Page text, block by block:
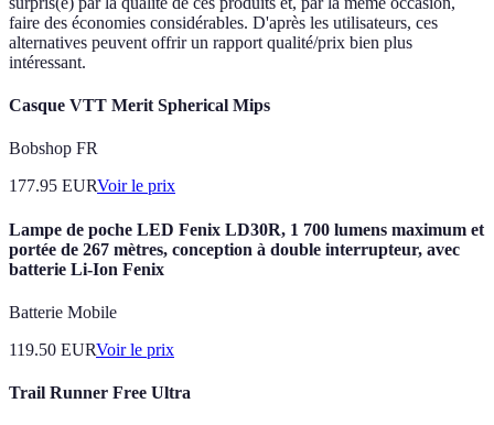
faire des économies considérables. D'après les utilisateurs, ces
alternatives peuvent offrir un rapport qualité/prix bien plus
intéressant.
Casque VTT Merit Spherical Mips
Bobshop FR
177.95 EURVoir le prix
Lampe de poche LED Fenix LD30R, 1 700 lumens maximum et
portée de 267 mètres, conception à double interrupteur, avec
batterie Li-Ion Fenix
Batterie Mobile
119.50 EURVoir le prix
Trail Runner Free Ultra